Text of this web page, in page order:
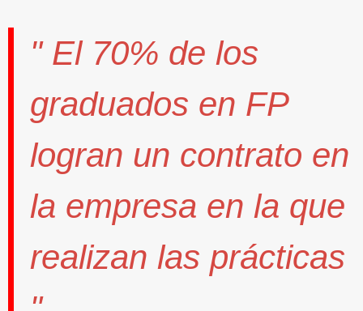
" El 70% de los
graduados en FP
logran un contrato en
la empresa en la que
realizan las prácticas